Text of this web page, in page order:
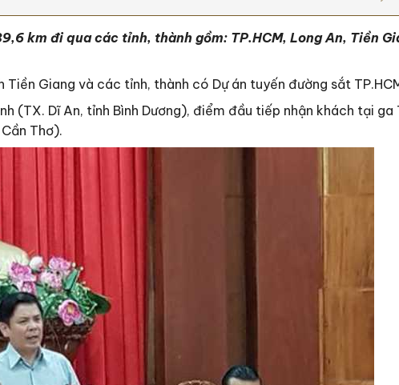
km đi qua các tỉnh, thành gồm: TP.HCM, Long An, Tiền
Giang và các tỉnh, thành có Dự án tuyến đường sắt
(TX. Dĩ An, tỉnh Bình Dương), điểm đầu tiếp nhận khách tại ga
Thơ).